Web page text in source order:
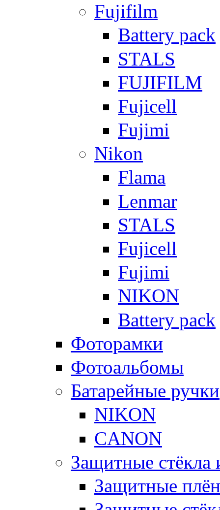
Fujifilm
Battery pack
STALS
FUJIFILM
Fujicell
Fujimi
Nikon
Flama
Lenmar
STALS
Fujicell
Fujimi
NIKON
Battery pack
Фоторамки
Фотоальбомы
Батарейные ручки
NIKON
CANON
Защитные стёкла
Защитные